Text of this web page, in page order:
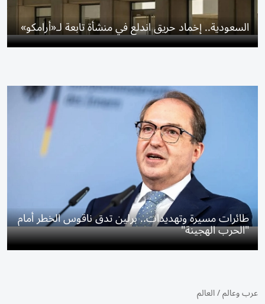
السعودية.. إخماد حريق اندلع في منشأة تابعة لـ«أرامكو»
طائرات مسيرة وتهديدات.. برلين تدق ناقوس الخطر أمام
"الحرب الهجينة"
عرب وعالم/العالم